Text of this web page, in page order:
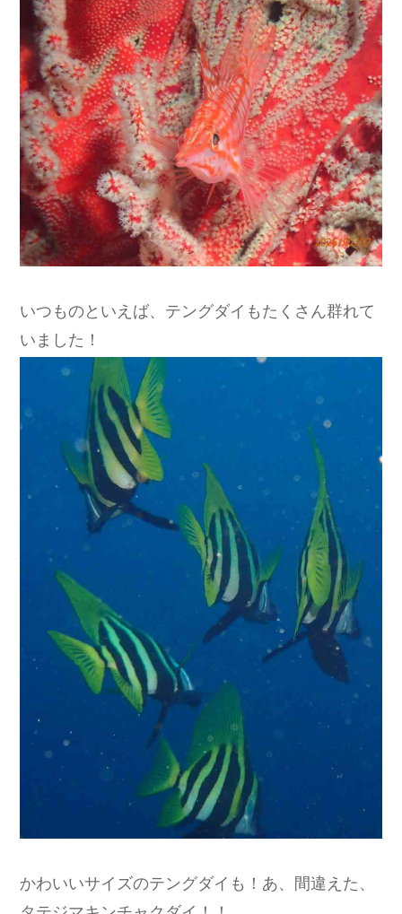
いつものといえば、テングダイもたくさん群れて
いました！
かわいいサイズのテングダイも！あ、間違えた、